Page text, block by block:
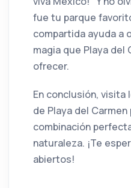
fue tu parque
compartida ayuda a
magia que Playa del
ofrecer.
En conclusión,
de Playa del
combinación
naturaleza. ¡Te
abiertos!